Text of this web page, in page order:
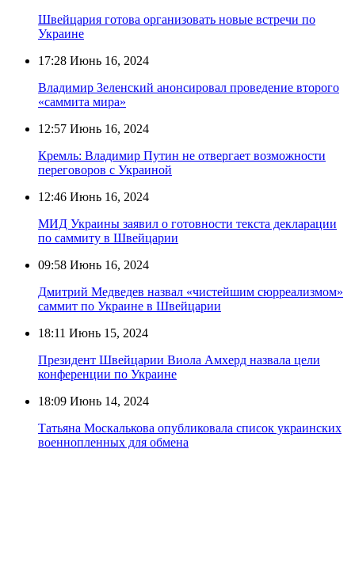
Швейцария готова организовать новые встречи по
Украине
17:28 Июнь 16, 2024
Владимир Зеленский анонсировал проведение второго
«саммита мира»
12:57 Июнь 16, 2024
Кремль: Владимир Путин не отвергает возможности
переговоров с Украиной
12:46 Июнь 16, 2024
МИД Украины заявил о готовности текста декларации
по саммиту в Швейцарии
09:58 Июнь 16, 2024
Дмитрий Медведев назвал «чистейшим сюрреализмом»
саммит по Украине в Швейцарии
18:11 Июнь 15, 2024
Президент Швейцарии Виола Амхерд назвала цели
конференции по Украине
18:09 Июнь 14, 2024
Татьяна Москалькова опубликовала список украинских
военнопленных для обмена